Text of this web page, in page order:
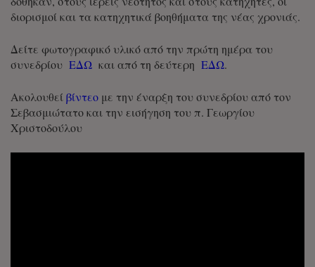
διορισμοί και τα κατηχητικά βοηθήματα της νέας χρονιάς.
Δείτε φωτογραφικό υλικό από την πρώτη ημέρα του
συνεδρίου ΕΔΩ και από τη δεύτερη ΕΔΩ.
Ακολουθείβίντεο με την έναρξη του συνεδρίου από τον
Σεβασμιώτατο και την εισήγηση του π. Γεωργίου
Χριστοδούλου